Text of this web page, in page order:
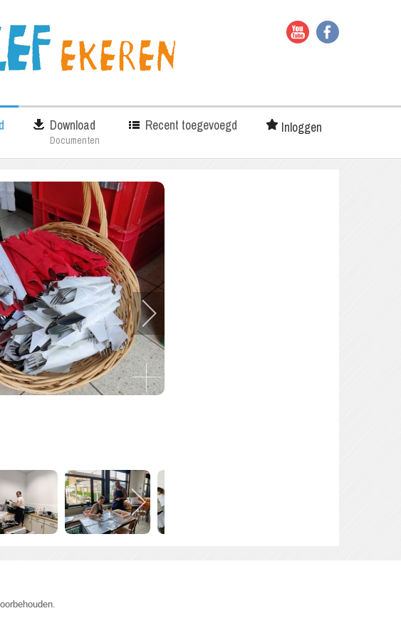
Download
Documenten
Recent toegevoegd Inloggen